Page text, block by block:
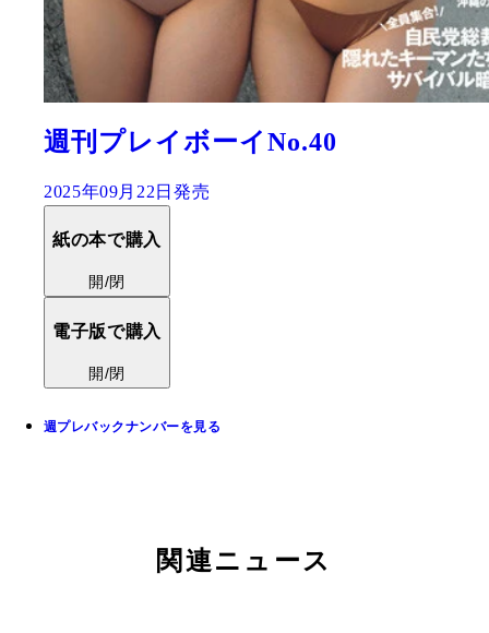
週刊プレイボーイNo.40
2025年09月22日発売
紙の本で購入
開/閉
電子版で購入
開/閉
週プレバックナンバーを見る
関連ニュース